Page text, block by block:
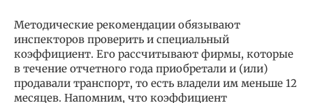
Методические рекомендации обязывают
инспекторов проверить и специальный
коэффициент. Его рассчитывают фирмы, которые
в течение отчетного года приобретали и (или)
продавали транспорт, то есть владели им меньше 12
месяцев. Напомним, что коэффициент